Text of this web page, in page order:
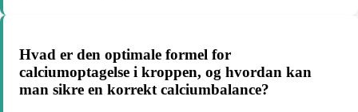
Hvad er den optimale formel for
calciumoptagelse i kroppen, og hvordan kan
man sikre en korrekt calciumbalance?